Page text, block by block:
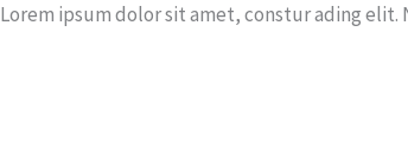
Lorem ipsum dolor sit amet, constur ading